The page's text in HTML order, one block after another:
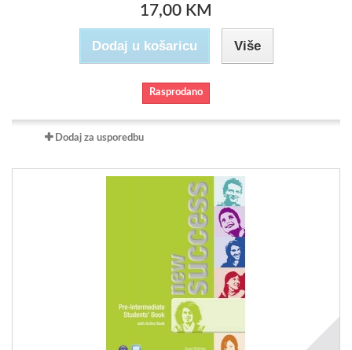
17,00 KM
Dodaj u košaricu Više
Rasprodano
Dodaj za usporedbu